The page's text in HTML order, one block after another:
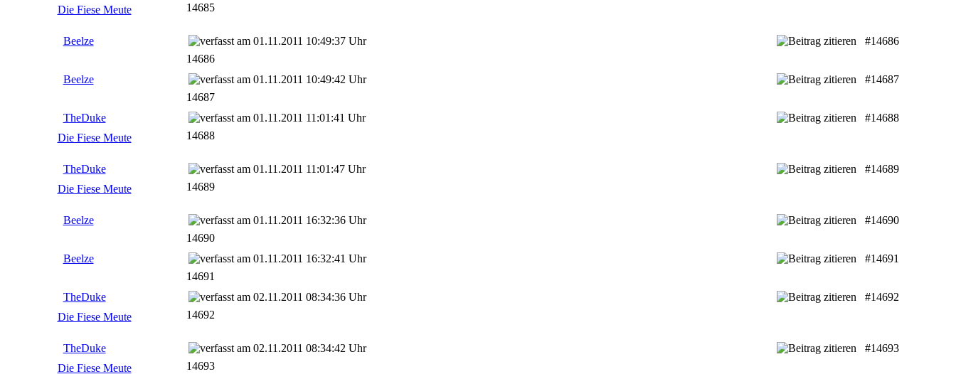
Die Fiese Meute
14685
Beelze 01.11.2011 10:49:37 Uhr
#14686
14686
Beelze
01.11.2011 10:49:42 Uhr
#14687
14687
TheDuke
01.11.2011 11:01:41 Uhr
#14688
Die Fiese Meute
14688
TheDuke 01.11.2011 11:01:47 Uhr
#14689
Die Fiese Meute
14689
Beelze 01.11.2011 16:32:36 Uhr
#14690
14690
Beelze
01.11.2011 16:32:41 Uhr
#14691
14691
TheDuke
02.11.2011 08:34:36 Uhr
#14692
Die Fiese Meute
14692
TheDuke 02.11.2011 08:34:42 Uhr
#14693
Die Fiese Meute
14693